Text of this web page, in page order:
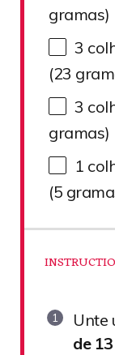
gramas)
3
(23
3
gramas)
1
(5
Unte
de